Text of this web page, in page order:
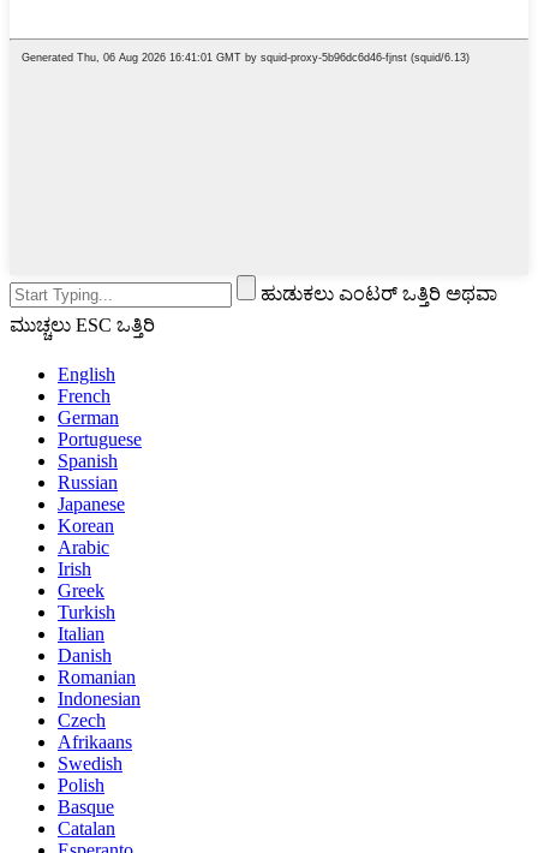
ಹುಡುಕಲು ಎಂಟರ್ ಒತ್ತಿರಿ ಅಥವಾ
ಮುಚ್ಚಲು ESC ಒತ್ತಿರಿ
English
French
German
Portuguese
Spanish
Russian
Japanese
Korean
Arabic
Irish
Greek
Turkish
Italian
Danish
Romanian
Indonesian
Czech
Afrikaans
Swedish
Polish
Basque
Catalan